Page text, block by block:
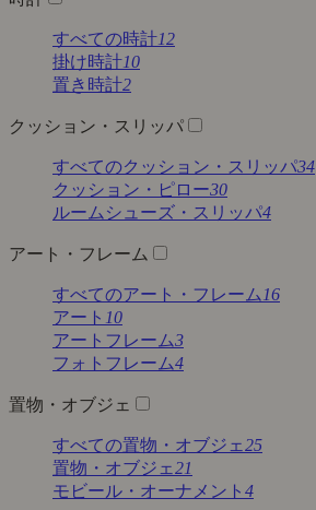
すべての時計12
掛け時計10
置き時計2
クッション・スリッパ
すべてのクッション・スリッパ34
クッション・ピロー30
ルームシューズ・スリッパ4
アート・フレーム
すべてのアート・フレーム 16
アート 10
アートフレーム3
フォトフレーム4
置物・オブジェ
すべての置物・オブジェ25
置物・オブジェ21
モビール・オーナメント 4